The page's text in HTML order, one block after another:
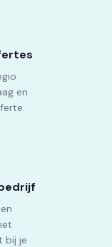
en
bij je